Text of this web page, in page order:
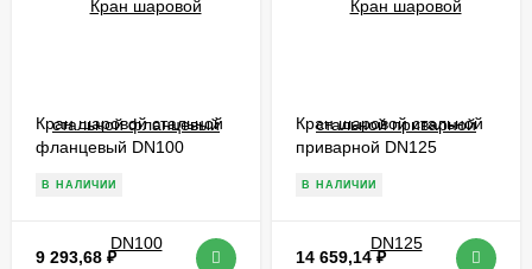
Кран шаровой стальной
фланцевый DN100
В НАЛИЧИИ
9 293,68 ₽
Кран шаровой стальной
приварной DN125
В НАЛИЧИИ
14 659,14₽